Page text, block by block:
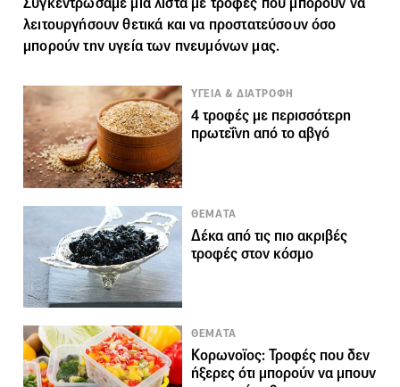
λειτουργήσουν θετικά και να προστατεύσουν όσο
μπορούν την υγεία των πνευμόνων μας.
ΥΓΕΙΑ & ΔΙΑΤΡΟΦΗ
4 τροφές με περισσότερη
πρωτεΐνη από το αβγό
ΘΕΜΑΤΑ
Δέκα από τις πιο ακριβές
τροφές στον κόσμο
ΘΕΜΑΤΑ
Κορωνοϊος: Τροφές που δεν
ήξερες ότι μπορούν να μπουν